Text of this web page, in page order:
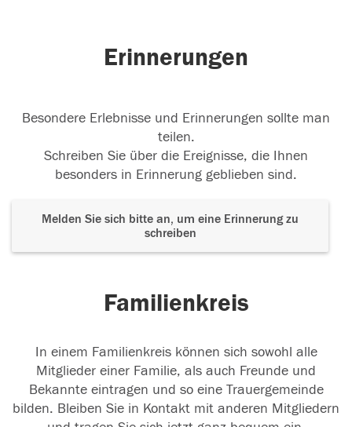
Erinnerungen
Besondere Erlebnisse und Erinnerungen sollte man
teilen.
Schreiben Sie über die Ereignisse, die Ihnen
besonders in Erinnerung geblieben sind.
Melden Sie sich bitte an, um eine Erinnerung zu
schreiben
Familienkreis
In einem Familienkreis können sich sowohl alle
Mitglieder einer Familie, als auch Freunde und
Bekannte eintragen und so eine Trauergemeinde
bilden. Bleiben Sie in Kontakt mit anderen Mitgliedern